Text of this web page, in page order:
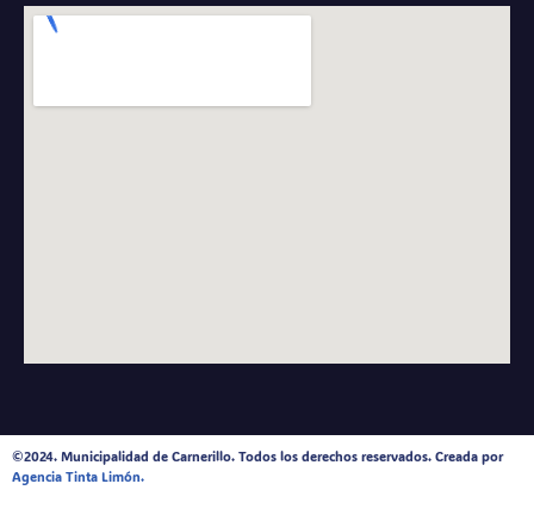
©2024. Municipalidad de Carnerillo. Todos los derechos reservados. Creada por
Agencia Tinta Limón.